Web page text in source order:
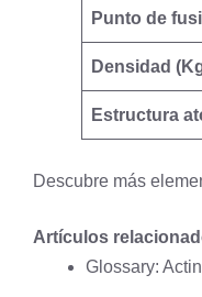
Punto de
Densidad
Estructura
Descubre más
Artículos
Glossary: